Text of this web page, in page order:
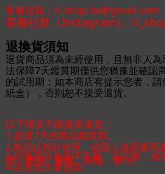
客服信箱：ri.shop.tw@gmail.com
客服社群（Instagram)：
退換貨須知
退貨商品須為未經使用，且無非人
法保障7天鑑賞期僅供您猶豫並確認
的試用期；如本商店有提示您者，
紙盒），否則恕不接受退貨。
以下情況不能接受退貨：
1.超過7天的商品鑑賞期。
2.商品以拆封使用，或因人為因素而
毀、磨損、擦傷、刮傷、髒污。
3.回复商品包裝不完整，不完整，或
4.惡意或大量退貨。